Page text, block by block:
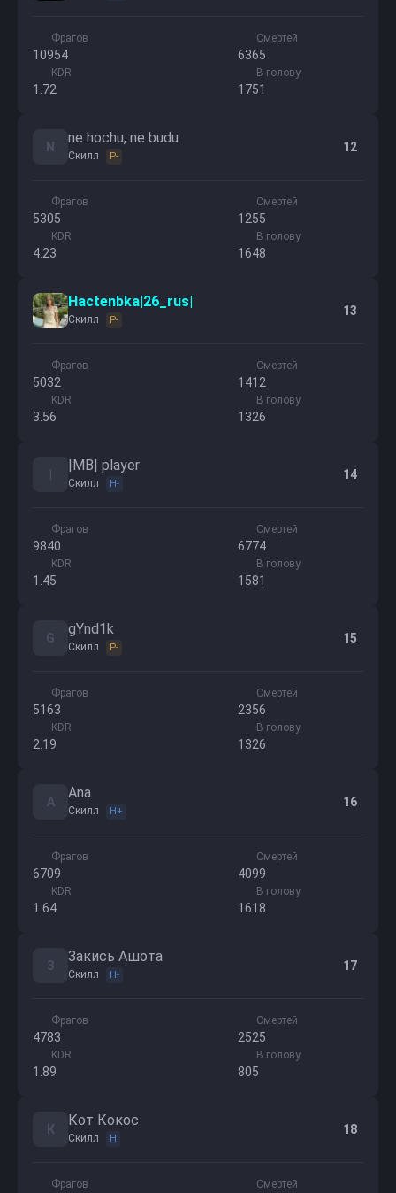
Фрагов
10954
Смертей
6365
KDR
1.72
В голову
1751
N
ne hochu, ne budu
Скилл P-
12
Фрагов
5305
Смертей
1255
KDR
4.23
В голову
1648
Hactenbka|26_rus|
Скилл P-
13
Фрагов
5032
Смертей
1412
KDR
3.56
В голову
1326
|
|MB| player
Скилл H-
14
Фрагов
9840
Смертей
6774
KDR
1.45
В голову
1581
G
gYnd1k
Скилл P-
15
Фрагов
5163
Смертей
2356
KDR
2.19
В голову
1326
A
Ana
Скилл H+
16
Фрагов
6709
Смертей
4099
KDR
1.64
В голову
1618
З
Закись Ашота
Скилл H-
17
Фрагов
4783
Смертей
2525
KDR
1.89
В голову
805
К
Кот Кокос
Скилл H
18
Фрагов Смертей